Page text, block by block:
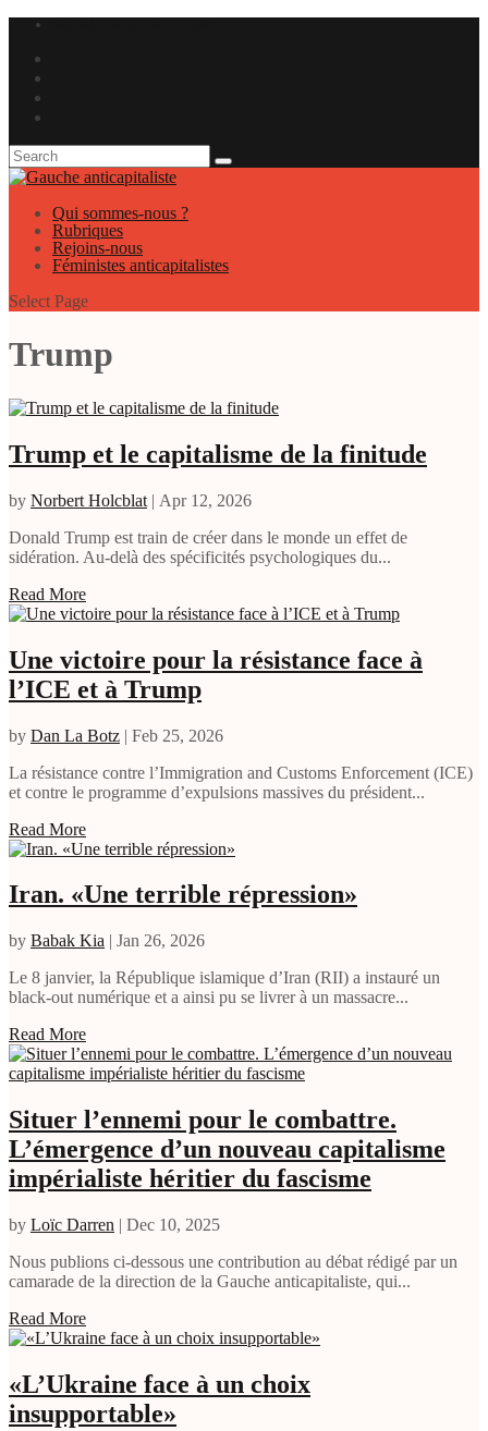
Qui sommes-nous ?
Rubriques
Rejoins-nous
Féministes anticapitalistes
Select Page
Trump
Trump et le capitalisme de la finitude
by Norbert Holcblat | Apr 12, 2026
Donald Trump est train de créer dans le monde un effet de
sidération. Au-delà des spécificités psychologiques du...
Read More
Une victoire pour la résistance face à
l’ICE et à Trump
by Dan La Botz | Feb 25, 2026
La résistance contre l’Immigration and Customs Enforcement (ICE)
et contre le programme d’expulsions massives du président...
Read More
Iran. «Une terrible répression»
by Babak Kia | Jan 26, 2026
Le 8 janvier, la République islamique d’Iran (RII) a instauré un
black-out numérique et a ainsi pu se livrer à un massacre...
Read More
Situer l’ennemi pour le combattre.
L’émergence d’un nouveau capitalisme
impérialiste héritier du fascisme
by Loïc Darren | Dec 10, 2025
Nous publions ci-dessous une contribution au débat rédigé par un
camarade de la direction de la Gauche anticapitaliste, qui...
Read More
«L’Ukraine face à un choix
insupportable»